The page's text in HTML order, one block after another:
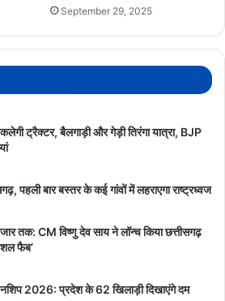
PWD
September 29, 2025
ट्रैक्टर, बैलगाड़ी और गेड़ी तिरंगा यात्रा, BJP
पहली बार बस्तर के कई गांवों में लहराएगा राष्ट्रध्वज
तक: CM विष्णु देव साय ने लॉन्च किया छत्तीसगढ़
फैब’
2026: प्रदेश के 62 खिलाड़ी दिखाएंगे दम